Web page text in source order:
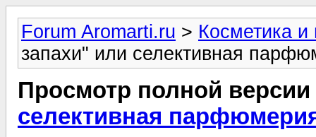
Forum Aromarti.ru > Косметика
запахи" или селективная
Просмотр полной
селективная